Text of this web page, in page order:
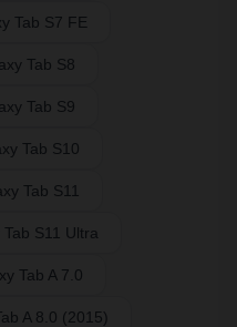
Tab S7 FE
Tab S8
Tab S9
Tab S10
Tab S11
S11 Ultra
Tab A 7.0
A 8.0 (2015)